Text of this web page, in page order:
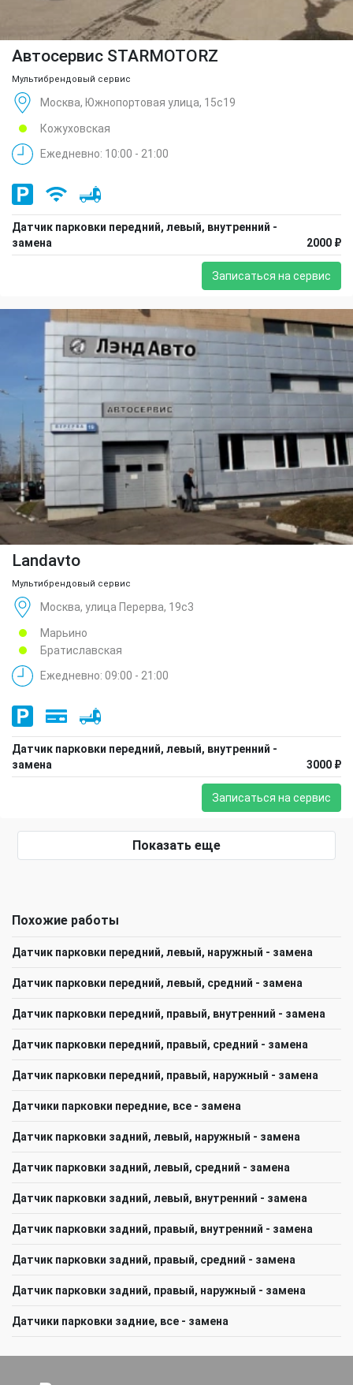
Автосервис STARMOTORZ
Мультибрендовый сервис
Москва, Южнопортовая улица, 15с19
Кожуховская
Ежедневно: 10:00 - 21:00
Датчик парковки передний, левый, внутренний -
замена
2000 ₽
Записаться на сервис
Landavto
Мультибрендовый сервис
Москва, улица Перерва, 19с3
Марьино
Братиславская
Ежедневно: 09:00 - 21:00
Датчик парковки передний, левый, внутренний -
замена
3000 ₽
Записаться на сервис
Показать еще
Похожие работы
Датчик парковки передний, левый, наружный - замена
Датчик парковки передний, левый, средний - замена
Датчик парковки передний, правый, внутренний - замена
Датчик парковки передний, правый, средний - замена
Датчик парковки передний, правый, наружный - замена
Датчики парковки передние, все - замена
Датчик парковки задний, левый, наружный - замена
Датчик парковки задний, левый, средний - замена
Датчик парковки задний, левый, внутренний - замена
Датчик парковки задний, правый, внутренний - замена
Датчик парковки задний, правый, средний - замена
Датчик парковки задний, правый, наружный - замена
Датчики парковки задние, все - замена